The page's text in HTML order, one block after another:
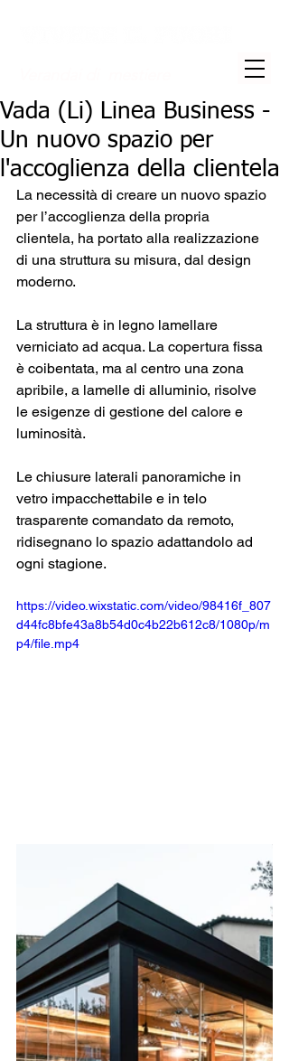
Vada (Li) Linea Business -
Un nuovo spazio per
l'accoglienza della clientela
La necessità di creare un nuovo spazio
per l’accoglienza della propria
clientela, ha portato alla realizzazione
di una struttura su misura, dal design
moderno.
La struttura è in legno lamellare
verniciato ad acqua. La copertura fissa
è coibentata, ma al centro una zona
apribile, a lamelle di alluminio, risolve
le esigenze di gestione del calore e
luminosità.
Le chiusure laterali panoramiche in
vetro impacchettabile e in telo
trasparente comandato da remoto,
ridisegnano lo spazio adattandolo ad
ogni stagione.
https://video.wixstatic.com/video/98416f_807
d44fc8bfe43a8b54d0c4b22b612c8/1080p/m
p4/file.mp4